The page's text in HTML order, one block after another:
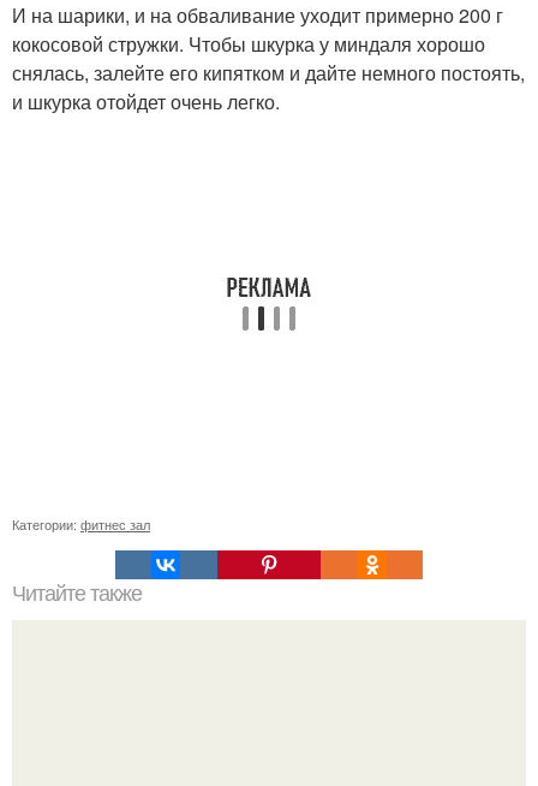
И на шарики, и на обваливание уходит примерно 200 г
кокосовой стружки. Чтобы шкурка у миндаля хорошо
снялась, залейте его кипятком и дайте немного постоять,
и шкурка отойдет очень легко.
Категории: фитнес зал
Читайте также